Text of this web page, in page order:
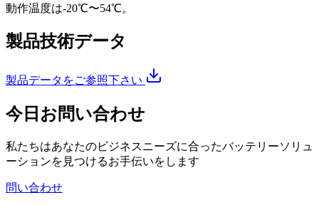
動作温度は-20℃〜54℃。
製品技術データ
製品データをご参照下さい
今日お問い合わせ
私たちはあなたのビジネスニーズに合ったバッテリーソリュ
ーションを見つけるお手伝いをします
問い合わせ